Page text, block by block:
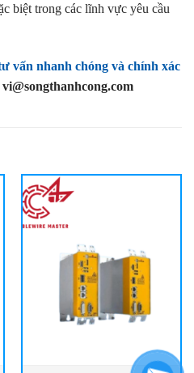
biệt trong các lĩnh vực yêu cầu
vấn nhanh chóng và chính xác
vi@songthanhcong.com